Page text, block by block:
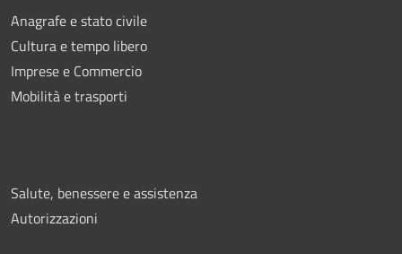
Anagrafe e stato civile
Cultura e tempo libero
Imprese e Commercio
Mobilità e trasporti
Salute, benessere e assistenza
Autorizzazioni